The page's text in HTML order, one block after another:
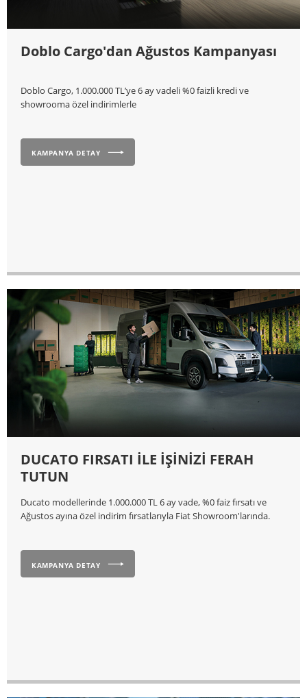
Doblo Cargo'dan Ağustos Kampanyası
Doblo Cargo, 1.000.000 TL’ye 6 ay vadeli %0 faizli kredi ve
showrooma özel indirimlerle
KAMPANYA DETAY
DUCATO FIRSATI İLE İŞİNİZİ FERAH
TUTUN
Ducato modellerinde 1.000.000 TL 6 ay vade, %0 faiz fırsatı ve
Ağustos ayına özel indirim fırsatlarıyla Fiat Showroom'larında.
KAMPANYA DETAY